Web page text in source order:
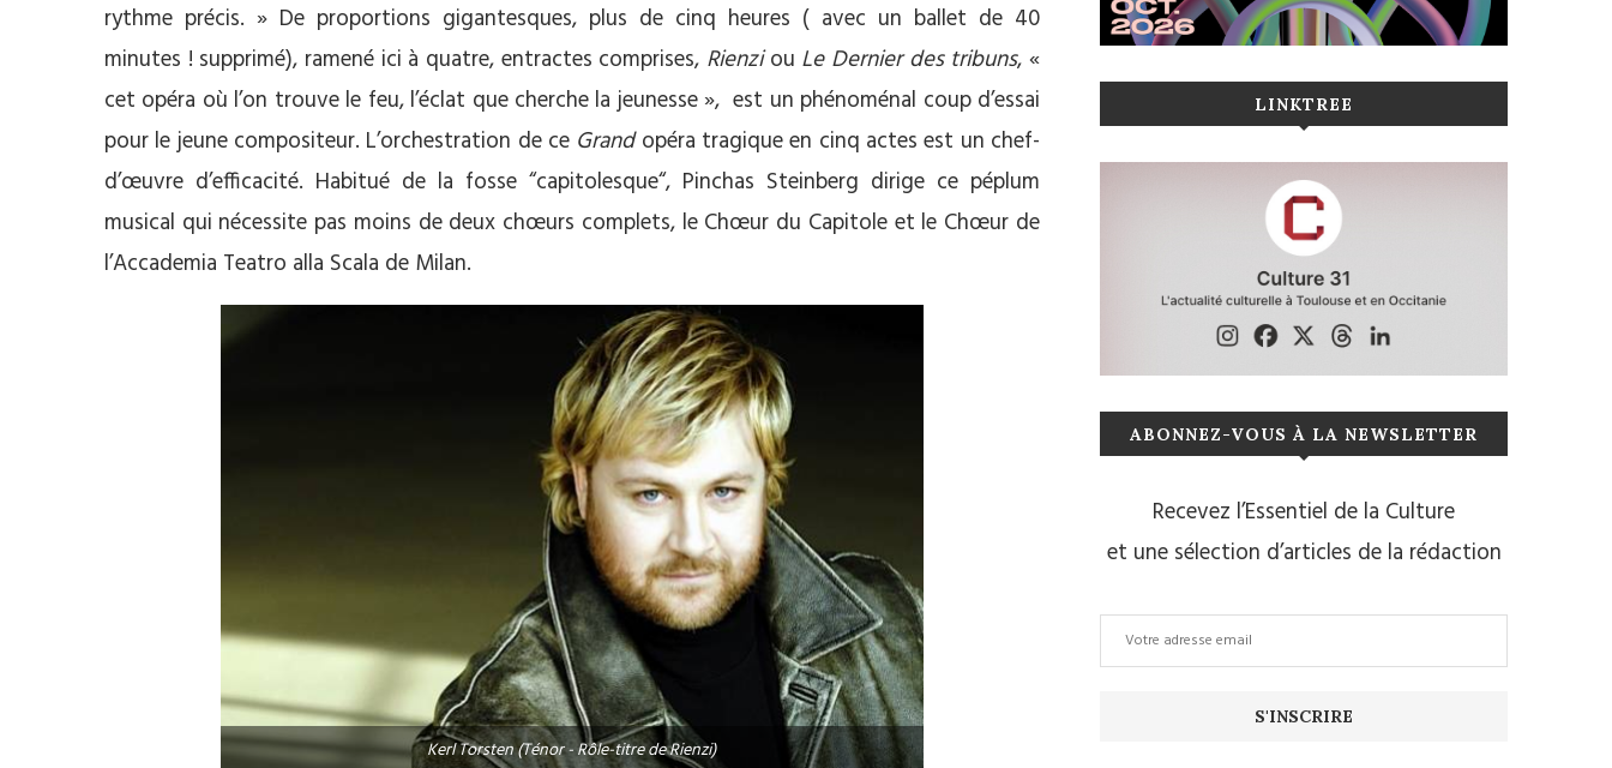
rythme précis. » De proportions gigantesques, plus de cinq heures ( avec un ballet de 40
minutes ! supprimé), ramené ici à quatre, entractes comprises, Rienziou Le Dernier des tribuns, «
cet opéra où l’on trouve le feu, l’éclat que cherche la jeunesse », est un phénoménal coup d’essai
pour le jeune compositeur. L’orchestration de ce Grandopéra tragique en cinq actes est un chef-
d’œuvre d’efficacité. Habitué de la fosse “capitolesque“, Pinchas Steinberg dirige ce péplum
musical qui nécessite pas moins de deux chœurs complets, le Chœur du Capitole et le Chœur de
l’Accademia Teatro alla Scala de Milan.
Kerl Torsten (Ténor - Rôle-titre de Rienzi)
LINKTREE
ABONNEZ-VOUS À LA NEWSLETTER
Recevez l’Essentiel de la Culture
et une sélection d’articles de la rédaction